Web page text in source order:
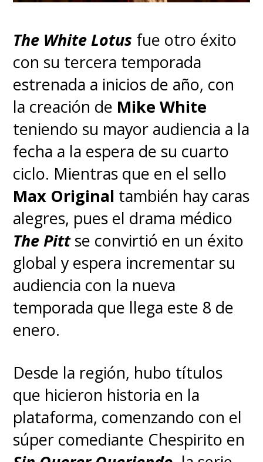
The White Lotus fue otro éxito
con su tercera temporada
estrenada a inicios de año, con
la creación de Mike White
teniendo su mayor audiencia a la
fecha a la espera de su cuarto
ciclo. Mientras que en el sello
Max Original también hay caras
alegres, pues el drama médico
The Pittse convirtió en un éxito
global y espera incrementar su
audiencia con la nueva
temporada que llega este 8 de
enero.
Desde la región, hubo títulos
que hicieron historia en la
plataforma, comenzando con el
súper comediante Chespirito en